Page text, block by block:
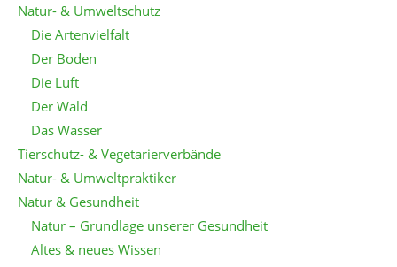
Natur- & Umweltschutz
Die Artenvielfalt
Der Boden
Die Luft
Der Wald
Das Wasser
Tierschutz- & Vegetarierverbände
Natur- & Umweltpraktiker
Natur & Gesundheit
Natur – Grundlage unserer Gesundheit
Altes & neues Wissen